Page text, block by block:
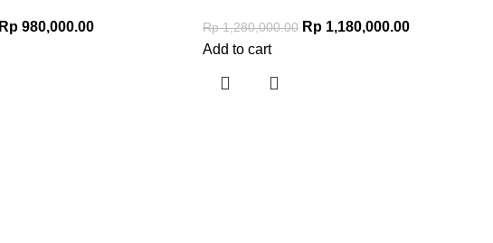
Rp 980,000.00
Rp1,280,000.00 Rp 1,180,000.00
Add to cart